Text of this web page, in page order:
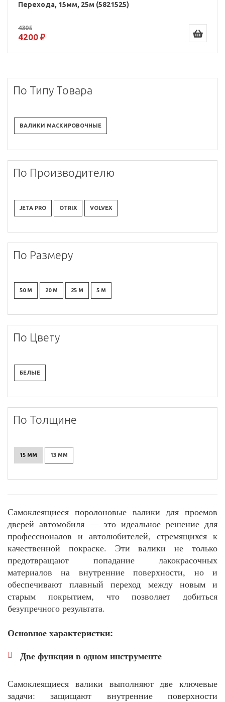
Перехода, 15мм, 25м (5821525)
4305
4200 ₽
По Типу Товара
ВАЛИКИ МАСКИРОВОЧНЫЕ
По Производителю
JETA PRO OTRIX VOLVEX
По Размеру
50 М 20 М 25 М 5 М
По Цвету
БЕЛЫЕ
По Толщине
15 ММ 13 ММ
Самоклеящиеся поролоновые валики для проемов
дверей автомобиля — это идеальное решение для
профессионалов и автолюбителей, стремящихся к
качественной покраске. Эти валики не только
предотвращают попадание лакокрасочных
материалов на внутренние поверхности, но и
обеспечивают плавный переход между новым и
старым покрытием, что позволяет добиться
безупречного результата.
Основное характеристки:
Две функции в одном инструменте
Самоклеящиеся валики выполняют две ключевые
задачи: защищают внутренние поверхности